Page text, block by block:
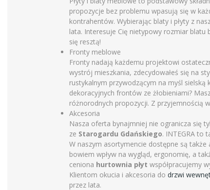
propozycje bez problemu wpasują się w
kontrahentów. Wybierając blaty i płyty z
lata. Interesuje Cię nietypowy rozmiar blatu
się resztą!
Fronty meblowe
Fronty nadają każdemu projektowi
wystrój mieszkania, zdecydowałeś się na
rustykalnym przywodzącym na myśl
dekoracyjnych frontów ze żłobieniami?
różnorodnych propozycji. Z przyjemnością
Akcesoria
Nasza oferta bynajmniej nie ogranicza się
ze Starogardu Gdańskiego. INTEGRA to
W naszym asortymencie dostępne są
bowiem wpływ na wygląd, ergonomię, a
ceniona hurtownia płyt współpracujemy
Klientom okucia i akcesoria do drzwi
przez lata.